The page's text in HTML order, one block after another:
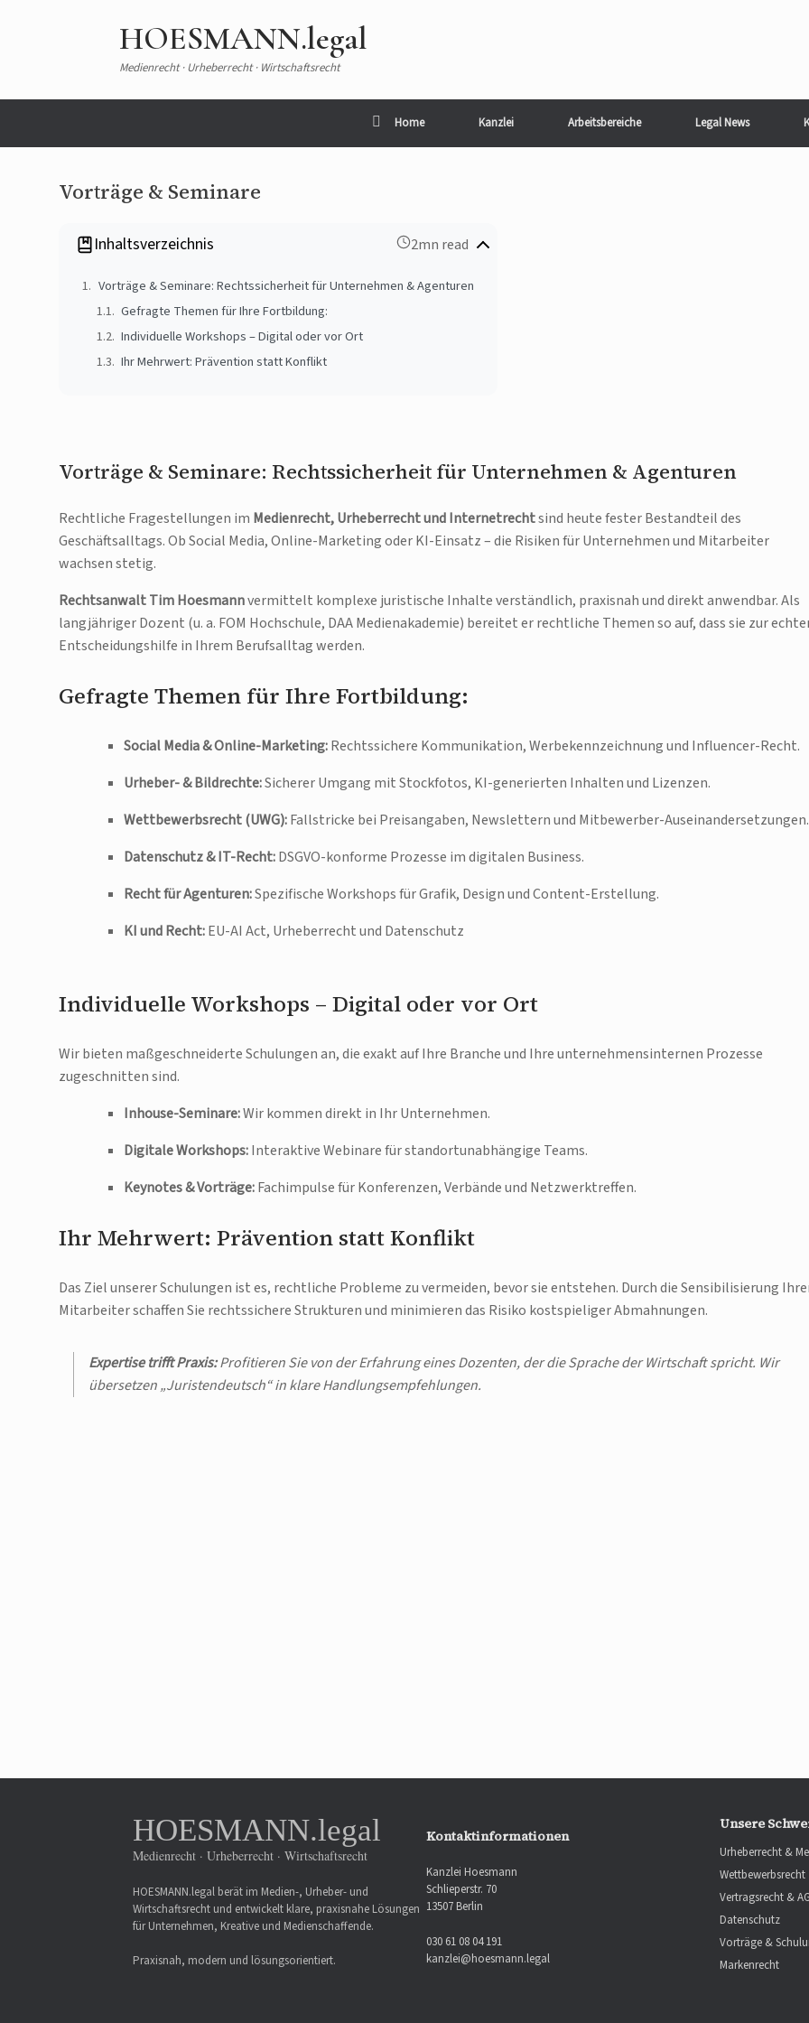
HOESMANN.legal
Medienrecht · Urheberrecht · Wirtschaftsrecht
Home Kanzlei Arbeitsbereiche Legal News
Vorträge & Seminare
Inhaltsverzeichnis 2mn read
Vorträge & Seminare: Rechtssicherheit für Unternehmen & Agenturen
Gefragte Themen für Ihre Fortbildung:
Individuelle Workshops – Digital oder vor Ort
Ihr Mehrwert: Prävention statt Konflikt
Vorträge & Seminare: Rechtssicherheit für Unternehmen & Agenturen
Rechtliche Fragestellungen im Medienrecht, Urheberrecht und Internetrechtsind heute fester Bestandteil des
Geschäftsalltags. Ob Social Media, Online-Marketing oder KI-Einsatz – die Risiken für Unternehmen und Mitarbeiter
wachsen stetig.
Rechtsanwalt Tim Hoesmannvermittelt komplexe juristische Inhalte verständlich, praxisnah und direkt anwendbar. Als
langjähriger Dozent (u. a. FOM Hochschule, DAA Medienakademie) bereitet er rechtliche Themen so auf, dass sie zur
Entscheidungshilfe in Ihrem Berufsalltag werden.
Gefragte Themen für Ihre Fortbildung:
Social Media & Online-Marketing:Rechtssichere Kommunikation, Werbekennzeichnung und Influencer-Recht.
Urheber- & Bildrechte:Sicherer Umgang mit Stockfotos, KI-generierten Inhalten und Lizenzen.
Wettbewerbsrecht (UWG):Fallstricke bei Preisangaben, Newslettern und Mitbewerber-Auseinandersetzungen.
Datenschutz & IT-Recht:DSGVO-konforme Prozesse im digitalen Business.
Recht für Agenturen:Spezifische Workshops für Grafik, Design und Content-Erstellung.
KI und Recht:EU-AI Act, Urheberrecht und Datenschutz
Individuelle Workshops – Digital oder vor Ort
Wir bieten maßgeschneiderte Schulungen an, die exakt auf Ihre Branche und Ihre unternehmensinternen Prozesse
zugeschnitten sind.
Inhouse-Seminare:Wir kommen direkt in Ihr Unternehmen.
Digitale Workshops:Interaktive Webinare für standortunabhängige Teams.
Keynotes & Vorträge:Fachimpulse für Konferenzen, Verbände und Netzwerktreffen.
Ihr Mehrwert: Prävention statt Konflikt
Das Ziel unserer Schulungen ist es, rechtliche Probleme zu vermeiden, bevor sie entstehen. Durch die Sensibilisierung
Mitarbeiter schaffen Sie rechtssichere Strukturen und minimieren das Risiko kostspieliger Abmahnungen.
Expertise trifft Praxis:Profitieren Sie von der Erfahrung eines Dozenten, der die Sprache der Wirtschaft spricht. Wir
übersetzen „Juristendeutsch“ in klare Handlungsempfehlungen.
HOESMANN.legal
Medienrecht · Urheberrecht · Wirtschaftsrecht
HOESMANN.legal berät im Medien-, Urheber- und
Wirtschaftsrecht und entwickelt klare, praxisnahe Lösungen
für Unternehmen, Kreative und Medienschaffende.
Praxisnah, modern und lösungsorientiert.
Kontaktinformationen
Kanzlei Hoesmann
Schlieperstr. 70
13507 Berlin
030 61 08 04 191
kanzlei@hoesmann.legal
Unsere
Urheberrecht &
Wettbewerbsrecht
Vertragsrecht &
Datenschutz
Vorträge &
Markenrecht